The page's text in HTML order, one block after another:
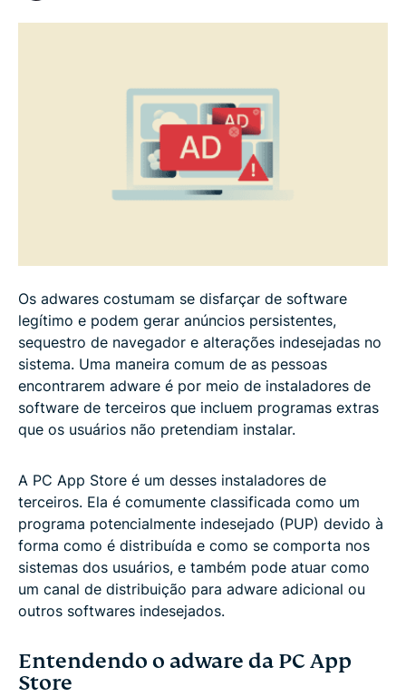
Os adwares costumam se disfarçar de software
legítimo e podem gerar anúncios persistentes,
sequestro de navegador e alterações indesejadas no
sistema. Uma maneira comum de as pessoas
encontrarem adware é por meio de instaladores de
software de terceiros que incluem programas extras
que os usuários não pretendiam instalar.
A PC App Store é um desses instaladores de
terceiros. Ela é comumente classificada como um
programa potencialmente indesejado (PUP) devido à
forma como é distribuída e como se comporta nos
sistemas dos usuários, e também pode atuar como
um canal de distribuição para adware adicional ou
outros softwares indesejados.
Entendendo o adware da PC App
Store